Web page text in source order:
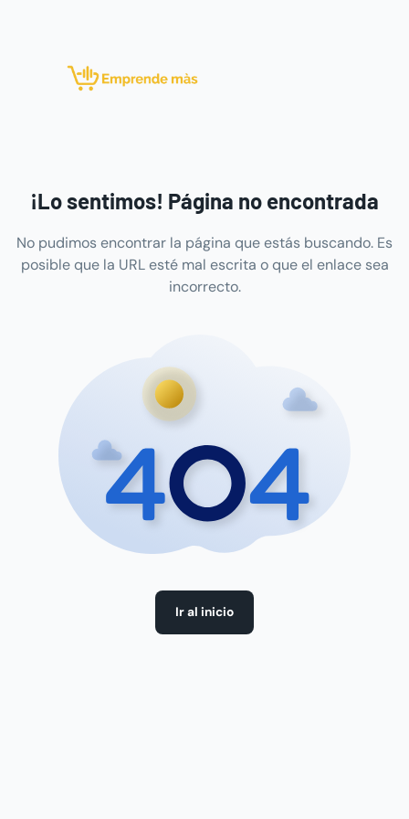
¡Lo sentimos! Página no encontrada
No pudimos encontrar la página que estás buscando. Es
posible que la URL esté mal escrita o que el enlace sea
incorrecto.
Ir al inicio